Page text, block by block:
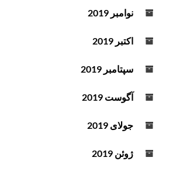
نوامبر 2019
اکتبر 2019
سپتامبر 2019
آگوست 2019
جولای 2019
ژوئن 2019